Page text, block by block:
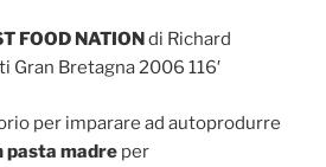
FOOD NATIONdi Richard
Gran Bretagna 2006 116′
per imparare ad autoprodurre
pasta madre per